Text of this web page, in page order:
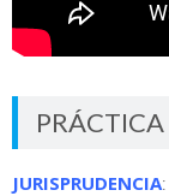
JURISPRUDENCIA: